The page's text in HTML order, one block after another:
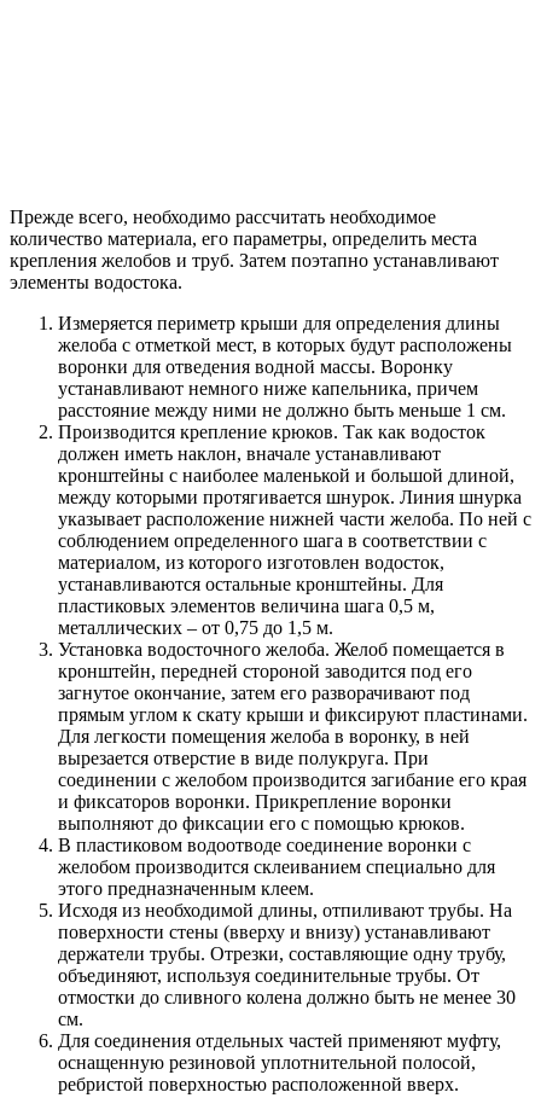
Прежде всего, необходимо рассчитать необходимое
количество материала, его параметры, определить места
крепления желобов и труб. Затем поэтапно устанавливают
элементы водостока.
Измеряется периметр крыши для определения длины
желоба с отметкой мест, в которых будут расположены
воронки для отведения водной массы. Воронку
устанавливают немного ниже капельника, причем
расстояние между ними не должно быть меньше 1 см.
Производится крепление крюков. Так как водосток
должен иметь наклон, вначале устанавливают
кронштейны с наиболее маленькой и большой длиной,
между которыми протягивается шнурок. Линия шнурка
указывает расположение нижней части желоба. По ней с
соблюдением определенного шага в соответствии с
материалом, из которого изготовлен водосток,
устанавливаются остальные кронштейны. Для
пластиковых элементов величина шага 0,5 м,
металлических – от 0,75 до 1,5 м.
Установка водосточного желоба. Желоб помещается в
кронштейн, передней стороной заводится под его
загнутое окончание, затем его разворачивают под
прямым углом к скату крыши и фиксируют пластинами.
Для легкости помещения желоба в воронку, в ней
вырезается отверстие в виде полукруга. При
соединении с желобом производится загибание его края
и фиксаторов воронки. Прикрепление воронки
выполняют до фиксации его с помощью крюков.
В пластиковом водоотводе соединение воронки с
желобом производится склеиванием специально для
этого предназначенным клеем.
Исходя из необходимой длины, отпиливают трубы. На
поверхности стены (вверху и внизу) устанавливают
держатели трубы. Отрезки, составляющие одну трубу,
объединяют, используя соединительные трубы. От
отмостки до сливного колена должно быть не менее 30
см.
Для соединения отдельных частей применяют муфту,
оснащенную резиновой уплотнительной полосой,
ребристой поверхностью расположенной вверх.